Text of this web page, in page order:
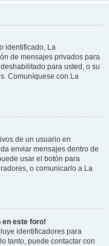
identificado, La
de mensajes privados para
para usted, o su
Comuníquese con La
de un usuario en
enviar mensajes dentro de
usar el botón para
o comunicarlo a La
en este foro!
identificadores para
tanto, puede contactar con